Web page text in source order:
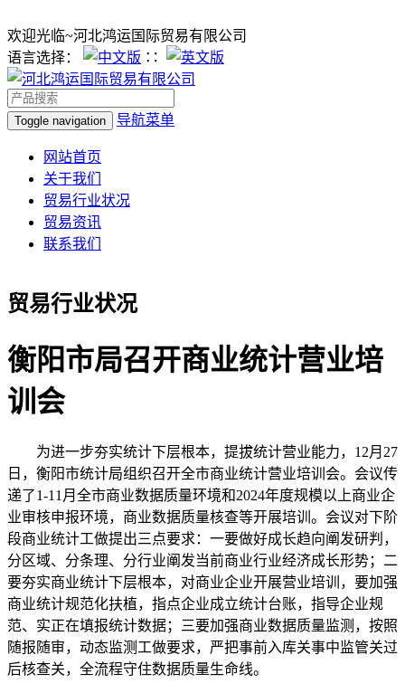
欢迎光临~河北鸿运国际贸易有限公司
语言选择：
∷
Toggle navigation 导航菜单
网站首页
关于我们
贸易行业状况
贸易资讯
联系我们
贸易行业状况
衡阳市局召开商业统计营业培
训会
为进一步夯实统计下层根本，提拔统计营业能力，12月27
日，衡阳市统计局组织召开全市商业统计营业培训会。会议传
递了1-11月全市商业数据质量环境和2024年度规模以上商业企
业审核申报环境，商业数据质量核查等开展培训。会议对下阶
段商业统计工做提出三点要求：一要做好成长趋向阐发研判，
分区域、分条理、分行业阐发当前商业行业经济成长形势；二
要夯实商业统计下层根本，对商业企业开展营业培训，要加强
商业统计规范化扶植，指点企业成立统计台账，指导企业规
范、实正在填报统计数据；三要加强商业数据质量监测，按照
随报随审，动态监测工做要求，严把事前入库关事中监管关过
后核查关，全流程守住数据质量生命线。